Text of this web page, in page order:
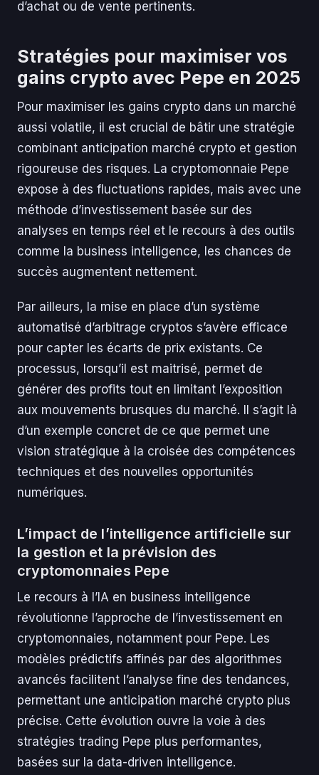
d’achat ou de vente pertinents.
Stratégies pour maximiser vos
gains crypto avec Pepe en 2025
Pour maximiser les gains crypto dans un marché
aussi volatile, il est crucial de bâtir une stratégie
combinant anticipation marché crypto et gestion
rigoureuse des risques. La cryptomonnaie Pepe
expose à des fluctuations rapides, mais avec une
méthode d’investissement basée sur des
analyses en temps réel et le recours à des outils
comme la business intelligence, les chances de
succès augmentent nettement.
Par ailleurs, la mise en place d’un système
automatisé d’arbitrage cryptos s’avère efficace
pour capter les écarts de prix existants. Ce
processus, lorsqu’il est maitrisé, permet de
générer des profits tout en limitant l’exposition
aux mouvements brusques du marché. Il s’agit là
d’un exemple concret de ce que permet une
vision stratégique à la croisée des compétences
techniques et des nouvelles opportunités
numériques.
L’impact de l’intelligence artificielle sur
la gestion et la prévision des
cryptomonnaies Pepe
Le recours à l’IA en business intelligence
révolutionne l’approche de l’investissement en
cryptomonnaies, notamment pour Pepe. Les
modèles prédictifs affinés par des algorithmes
avancés facilitent l’analyse fine des tendances,
permettant une anticipation marché crypto plus
précise. Cette évolution ouvre la voie à des
stratégies trading Pepe plus performantes,
basées sur la data-driven intelligence.